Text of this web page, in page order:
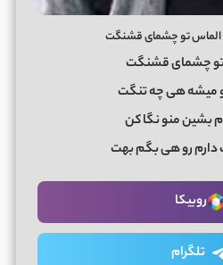
الماس تو چشمای قشنگت
تو چشمای قشنگت
میشه هی چه تنگت
بشین منو نگا کن
رو هی بگم بهت
روبیکا
تلگرام